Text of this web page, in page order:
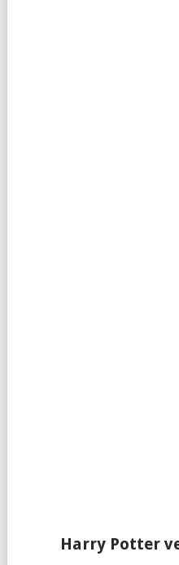
Harry Potter